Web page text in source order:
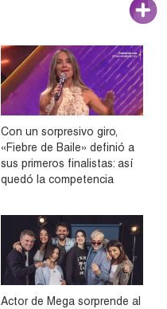
Con un sorpresivo giro,
«Fiebre de Baile» definió a
sus primeros finalistas: así
quedó la competencia
Actor de Mega sorprende al